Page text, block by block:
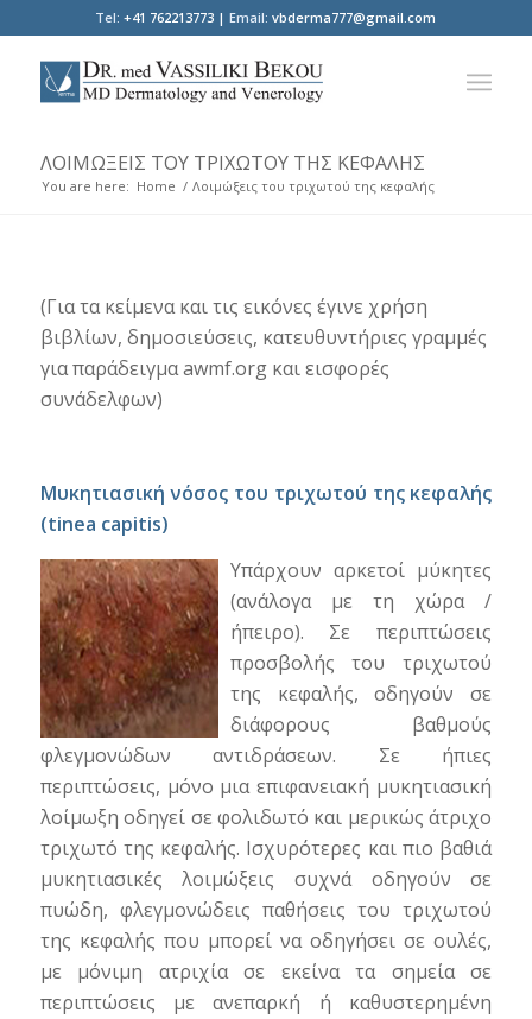
Tel: +41 762213773 |Email: vbderma777@gmail.com
ΛΟΙΜΏΞΕΙΣ ΤΟΥ ΤΡΙΧΩΤΟΎ ΤΗΣ ΚΕΦΑΛΉΣ
You are here: Home / Λοιμώξεις του τριχωτού της κεφαλής
(Για τα κείμενα και τις εικόνες έγινε χρήση
βιβλίων, δημοσιεύσεις, κατευθυντήριες γραμμές
για παράδειγμα awmf.org και εισφορές
συνάδελφων)
Μυκητιασική νόσος του τριχωτού της κεφαλής
(tinea capitis)
Υπάρχουν αρκετοί μύκητες
(ανάλογα με τη χώρα /
ήπειρο). Σε περιπτώσεις
προσβολής του τριχωτού
της κεφαλής, οδηγούν σε
διάφορους βαθμούς
φλεγμονώδων αντιδράσεων. Σε ήπιες
περιπτώσεις, μόνο μια επιφανειακή μυκητιασική
λοίμωξη οδηγεί σε φολιδωτό και μερικώς άτριχο
τριχωτό της κεφαλής. Ισχυρότερες και πιο βαθιά
μυκητιασικές λοιμώξεις συχνά οδηγούν σε
πυώδη, φλεγμονώδεις παθήσεις του τριχωτού
της κεφαλής που μπορεί να οδηγήσει σε ουλές,
με μόνιμη ατριχία σε εκείνα τα σημεία σε
περιπτώσεις με ανεπαρκή ή καθυστερημένη